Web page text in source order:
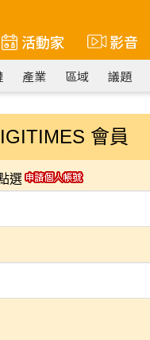
活動家 影音
產業 區域 議題
會員
選